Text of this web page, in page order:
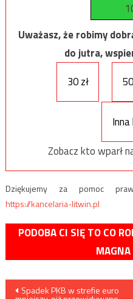
Uważasz, że robimy
do jutra,
30 zł
Zobacz kto wparł
Dziękujemy za pomoc
https://kancelaria-litwin.pl
PODOBA CI SIĘ TO CO
Nawigacja
Spadek PKB w strefie euro